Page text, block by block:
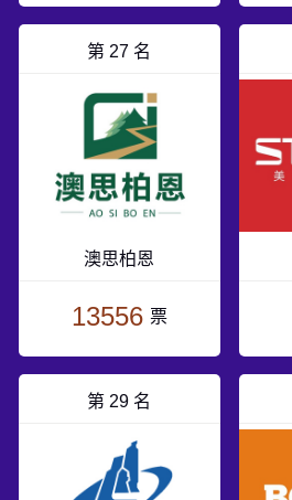
第 27 名
澳思柏恩
13556 票
第 29 名